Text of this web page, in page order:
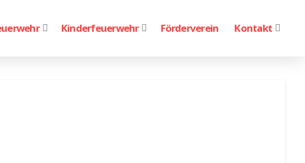
Kinderfeuerwehr Förderverein Kontakt